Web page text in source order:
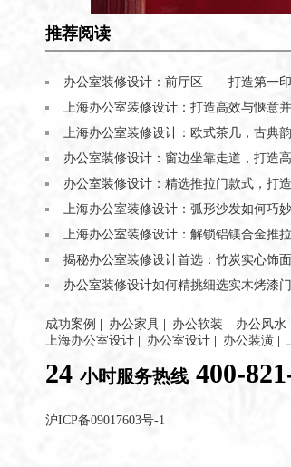
推荐阅读
办公室装修设计：前厅区——打造第一
上海办公室装修设计：打造高效与惬意
上海办公室装修设计：欧式茶几，古典
办公室装修设计：窗边坐靠走道，打造
办公室装修设计：精选推拉门款式，打
上海办公室装修设计：弧形沙发如何巧
上海办公室装修设计：解锁铝镁合金推
揭秘办公室装修设计首选：竹炭实心饰
办公室装修设计如何精挑细选实木烤漆门
成功案例 办公家具 办公软装 办公风水
上海办公室设计
办公室设计 办公装潢
24 小时服务热线 400-
沪ICP备09017603号-1